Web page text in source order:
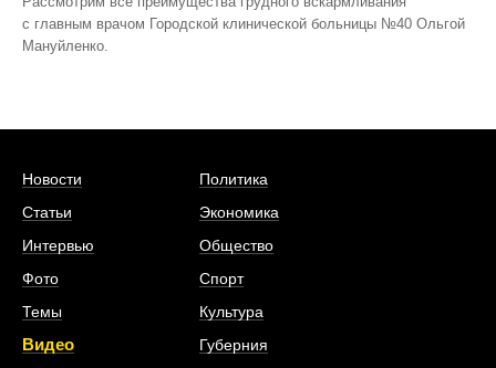
с главным врачом Городской клинической больницы №40 Ольгой
Мануйленко.
Новости
Статьи
Интервью
Фото
Темы
Видео
Политика
Экономика
Общество
Спорт
Культура
Губерния